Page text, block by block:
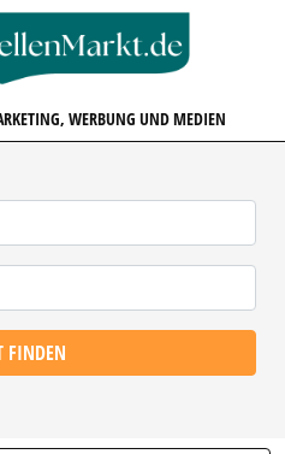
WERBUNG UND MEDIEN
FINDEN